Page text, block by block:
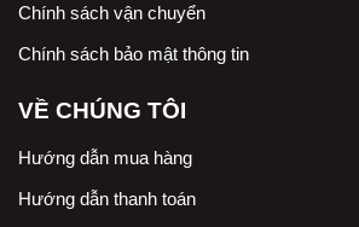
Chính sách vận chuyển
Chính sách bảo mật thông tin
VỀ CHÚNG TÔI
Hướng dẫn mua hàng
Hướng dẫn thanh toán